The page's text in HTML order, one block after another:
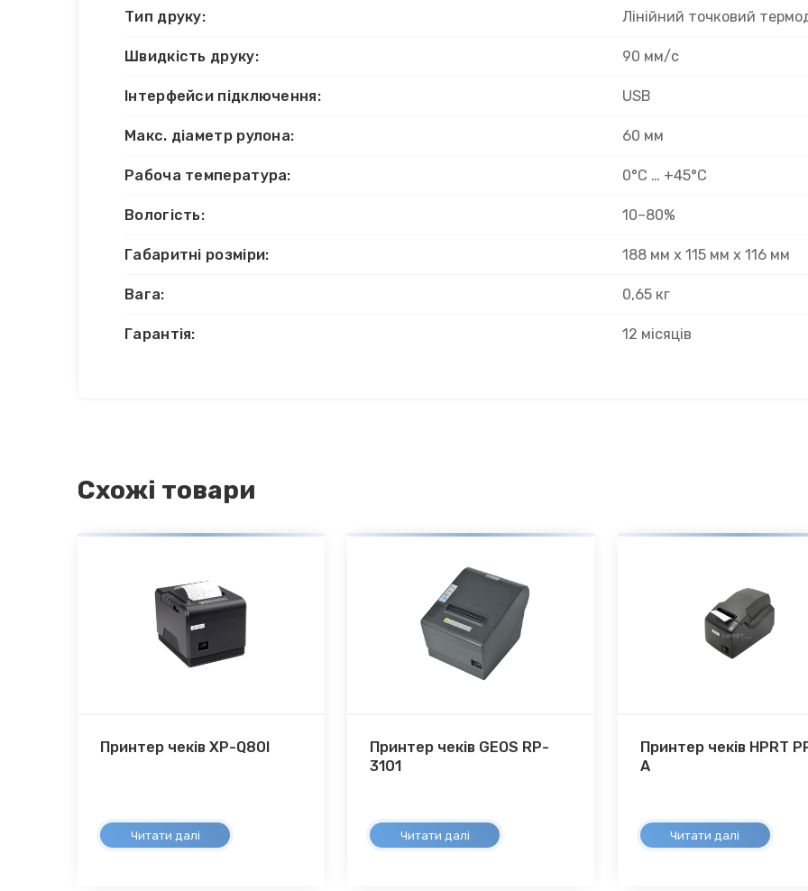
Тип друку: Лінійний точковий
Швидкість друку: 90 мм/с
Інтерфейси підключення: USB
Макс. діаметр рулона: 60 мм
Рабоча температура: 0°C … +45°C
Вологість: 10–80%
Габаритні розміри: 188 мм х 115 мм х 116 мм
Вага: 0,65 кг
Гарантія: 12 місяців
Схожі товари
Принтер чеків XP-Q80I
Читати далі
Принтер чеків GEOS RP-
3101
Читати далі
Принтер чеків HPRT
A
Читати далі